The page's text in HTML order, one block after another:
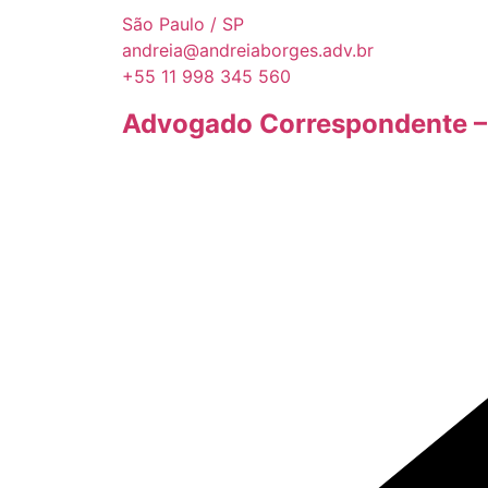
São Paulo / SP
andreia@andreiaborges.adv.br
+55 11 998 345 560
Advogado Correspondente